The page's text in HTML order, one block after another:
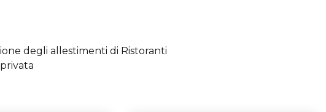
degli allestimenti di Ristoranti